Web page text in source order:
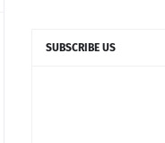
SUBSCRIBE US